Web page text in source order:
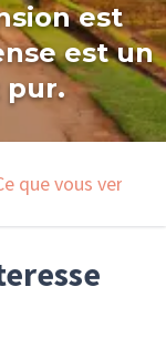
est
est un
pur.
que vous verrez